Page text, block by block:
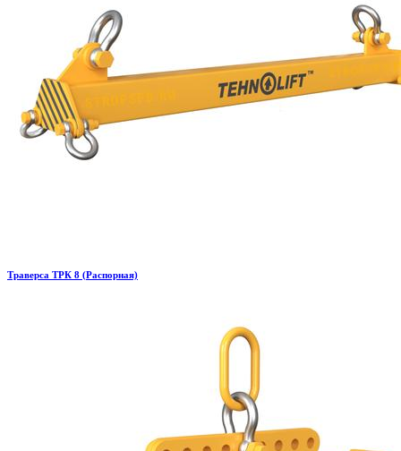
Траверса ТРК 8 (Распорная)